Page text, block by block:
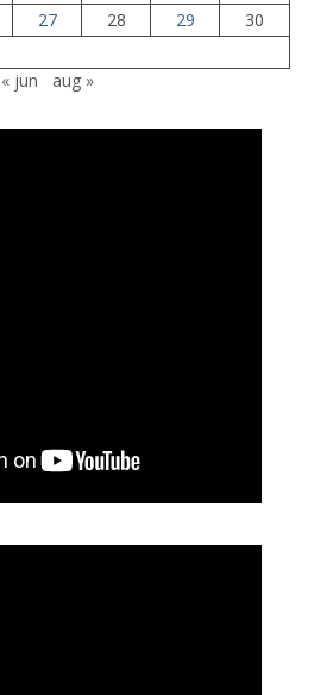
27 28 29
30
« jun
aug »